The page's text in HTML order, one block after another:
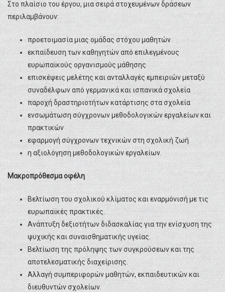
Στο πλαίσιο του έργου, μια σειρά στοχευμένων δράσεων
περιλαμβάνουν:
προετοιμασία μιας ομάδας στόχου μαθητών
εκπαίδευση των καθηγητών από επιλεγμένους
ευρωπαϊκούς οργανισμούς μάθησης
επισκέψεις μελέτης και ανταλλαγές εμπειριών μεταξύ
συναδέλφων από γερμανικά και ισπανικά σχολεία
παροχή δραστηριοτήτων κατάρτισης στα σχολεία
ενσωμάτωση σύγχρονων μεθοδολογικών εργαλείων και
πρακτικών
εφαρμογή σύγχρονων τεχνικών στη σχολική ζωή
η αξιολόγηση μεθοδολογικών εργαλείων.
Μακροπρόθεσμα οφέλη
Βελτίωση του σχολικού κλίματος και εναρμόνισή με τις
ευρωπαϊκές πρακτικές.
Ανάπτυξη δεξιοτήτων διδασκαλίας για την ενίσχυση της
ψυχικής και συναισθηματικής υγείας.
Βελτίωση της πρόληψης των συγκρούσεων και της
αποτελεσματικής διαχείρισης.
Αλλαγή συμπεριφορών μαθητών, εκπαιδευτικών και
διευθυντών σχολείων.